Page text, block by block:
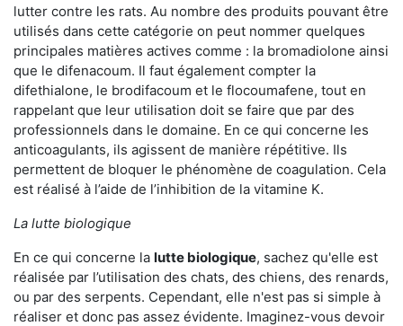
lutter contre les rats. Au nombre des produits pouvant être
utilisés dans cette catégorie on peut nommer quelques
principales matières actives comme : la bromadiolone ainsi
que le difenacoum. Il faut également compter la
difethialone, le brodifacoum et le flocoumafene, tout en
rappelant que leur utilisation doit se faire que par des
professionnels dans le domaine. En ce qui concerne les
anticoagulants, ils agissent de manière répétitive. Ils
permettent de bloquer le phénomène de coagulation. Cela
est réalisé à l’aide de l’inhibition de la vitamine K.
La lutte biologique
En ce qui concerne la lutte biologique, sachez qu'elle est
réalisée par l’utilisation des chats, des chiens, des renards,
ou par des serpents. Cependant, elle n'est pas si simple à
réaliser et donc pas assez évidente. Imaginez-vous devoir